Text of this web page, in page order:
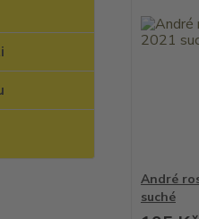
André
suché